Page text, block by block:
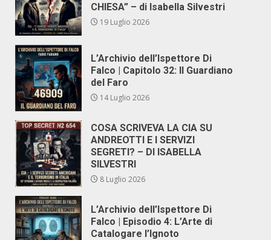
CHIESA” – di Isabella Silvestri
19 Luglio 2026
L’Archivio dell’Ispettore Di
Falco | Capitolo 32: Il Guardiano
del Faro
14 Luglio 2026
COSA SCRIVEVA LA CIA SU
ANDREOTTI E I SERVIZI
SEGRETI? – DI ISABELLA
SILVESTRI
8 Luglio 2026
L’Archivio dell’Ispettore Di
Falco | Episodio 4: L’Arte di
Catalogare l’Ignoto